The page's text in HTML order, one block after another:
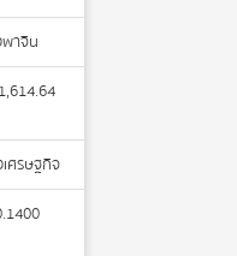
าจีน
ศรษฐกิจ